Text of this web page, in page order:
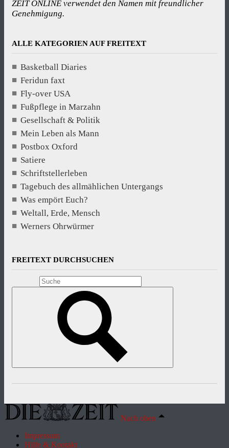
ZEIT ONLINE verwendet den Namen mit freundlicher
Genehmigung.
ALLE KATEGORIEN AUF FREITEXT
Basketball Diaries
Feridun faxt
Fly-over USA
Fußpflege in Marzahn
Gesellschaft & Politik
Mein Leben als Mann
Postbox Oxford
Satiere
Schriftstellerleben
Tagebuch des allmählichen Untergangs
Was empört Euch?
Weltall, Erde, Mensch
Werners Ohrwürmer
FREITEXT DURCHSUCHEN
Nach oben
Impressum
Hilfe & Kontakt